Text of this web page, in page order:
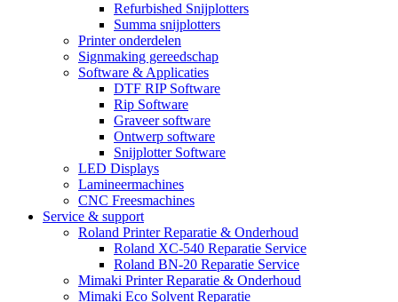
Refurbished Snijplotters
Summa snijplotters
Printer onderdelen
Signmaking gereedschap
Software & Applicaties
DTF RIP Software
Rip Software
Graveer software
Ontwerp software
Snijplotter Software
LED Displays
Lamineermachines
CNC Freesmachines
Service & support
Roland Printer Reparatie & Onderhoud
Roland XC-540 Reparatie Service
Roland BN-20 Reparatie Service
Mimaki Printer Reparatie & Onderhoud
Mimaki Eco Solvent Reparatie